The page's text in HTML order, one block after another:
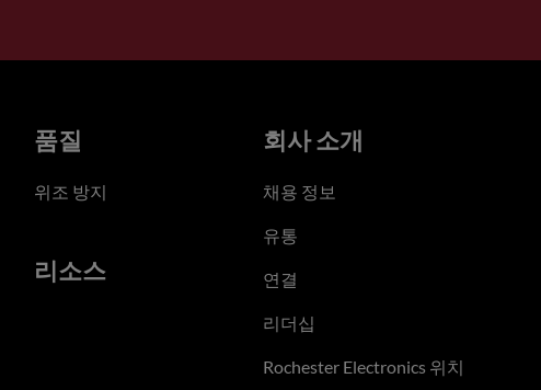
품질
위조 방지
리소스
회사 소개
채용 정보
유통
연결
리더십
Rochester Electronics 위치